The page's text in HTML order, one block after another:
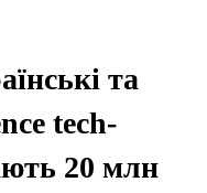
та
tech-
20 млн